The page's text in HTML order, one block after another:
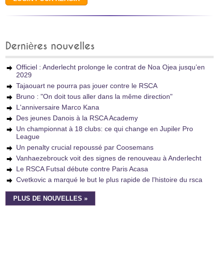
Dernières nouvelles
Officiel : Anderlecht prolonge le contrat de Noa Ojea jusqu’en
2029
Tajaouart ne pourra pas jouer contre le RSCA
Bruno : "On doit tous aller dans la même direction"
L'anniversaire Marco Kana
Des jeunes Danois à la RSCA Academy
Un championnat à 18 clubs: ce qui change en Jupiler Pro
League
Un penalty crucial repoussé par Coosemans
Vanhaezebrouck voit des signes de renouveau à Anderlecht
Le RSCA Futsal débute contre Paris Acasa
Cvetkovic a marqué le but le plus rapide de l'histoire du rsca
PLUS DE NOUVELLES »